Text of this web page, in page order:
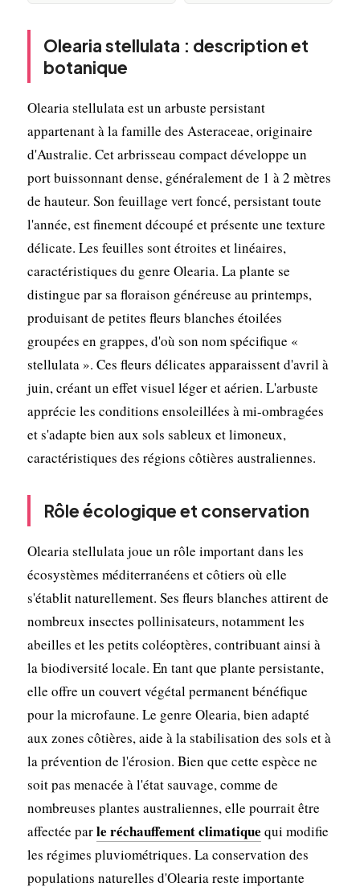
Olearia stellulata : description et
botanique
Olearia stellulata est un arbuste persistant
appartenant à la famille des Asteraceae, originaire
d'Australie. Cet arbrisseau compact développe un
port buissonnant dense, généralement de 1 à 2 mètres
de hauteur. Son feuillage vert foncé, persistant toute
l'année, est finement découpé et présente une texture
délicate. Les feuilles sont étroites et linéaires,
caractéristiques du genre Olearia. La plante se
distingue par sa floraison généreuse au printemps,
produisant de petites fleurs blanches étoilées
groupées en grappes, d'où son nom spécifique «
stellulata ». Ces fleurs délicates apparaissent d'avril à
juin, créant un effet visuel léger et aérien. L'arbuste
apprécie les conditions ensoleillées à mi-ombragées
et s'adapte bien aux sols sableux et limoneux,
caractéristiques des régions côtières australiennes.
Rôle écologique et conservation
Olearia stellulata joue un rôle important dans les
écosystèmes méditerranéens et côtiers où elle
s'établit naturellement. Ses fleurs blanches attirent de
nombreux insectes pollinisateurs, notamment les
abeilles et les petits coléoptères, contribuant ainsi à
la biodiversité locale. En tant que plante persistante,
elle offre un couvert végétal permanent bénéfique
pour la microfaune. Le genre Olearia, bien adapté
aux zones côtières, aide à la stabilisation des sols et à
la prévention de l'érosion. Bien que cette espèce ne
soit pas menacée à l'état sauvage, comme de
nombreuses plantes australiennes, elle pourrait être
affectée parle réchauffement climatique qui modifie
les régimes pluviométriques. La conservation des
populations naturelles d'Olearia reste importante